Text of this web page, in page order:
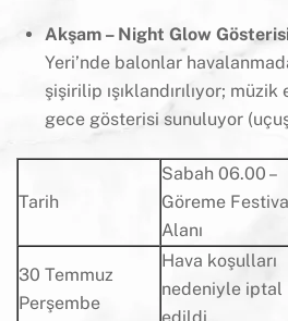
Akşam – Night Glow
Yeri’nde balonlar
şişirilip ışıklandırılıyor;
gece gösterisi sunuluyor
Tarih
Sabah 06.00 –
Göreme
Alanı
30 Temmuz
Perşembe
Hava koşulları
nedeniyle iptal